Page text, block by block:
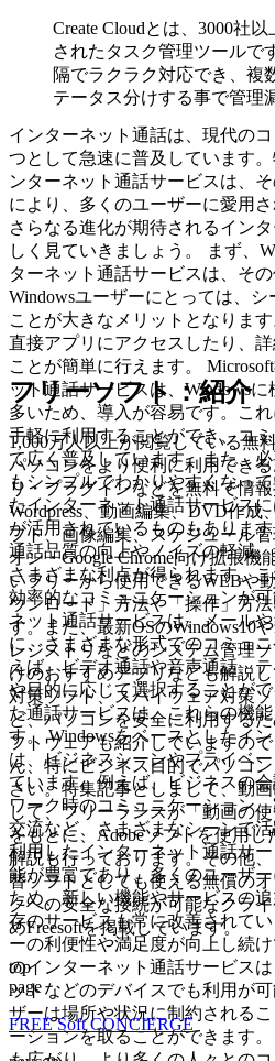
インターネット通話は、現代の
つとして急速に普及しています
ンターネット通話サービスは、
により、多くのユーザーに愛用さ
さらなる進化が期待されるイン
しく見ていきましょう。 まず、
ターネット通話サービスは、そ
Windowsユーザーにとっては、
ことが大きなメリットとなりま
直接アプリにアクセスしたり、
ことが簡単に行えます。
ット通話サービスは、Windows
多いため、導入が容易です。こ
手軽に利用することができ、コ
て広く普及しています。また、
もシンプルでわかりやすくなっ
たインターネット通話サービス
が活用されているものもありま
通話品質の向上やノイズの軽減
さまざまな利点が得られます。
効率的なコミュニケーションが
ネット通話サービスは、メール
に、さまざまな形式でのコミュ
えば、ビデオ通話や音声通話、
や目的に応じて選択することが
た通話サービスは、これらの機
す。 Windowsをベースとしたイ
は、ビジネスシーンやプライベ
ています。例えば、ビジネスの
ワーク時のコミュニケーション
交流など、さまざまなシーンで
利用したインターネット通話サ
能が豊富であり、多くのユーザ
ため、新しい機能やサービスの
存のサービスも常に改善されて
ーの利便性や満足度が向上し続
のインターネット通話サービス
ットなどのデバイスでも利用が
ザーは場所や状況に制約される
ーションを取ることができます
Create Cloudとは、3000社
されたタスク管理ツールで
隔でラクラク対応でき、複
テータス分けする事で管理
フリーソフト：紹介
1,000万人以上が閲覧している無
パソコンをより便利に利用でき
リ・プラグインなどを無料で情
Wordpress、動画編集、DVD作成
フト、画像編集、スケジュール
オン・Google Chrome向け拡張機
いフリーから使用できるWEBや
ウンロード」方法や「操作」方
す。また、最新OSのWindows10
レジストリなどのシステム管理
けのおすすめアプリなども解説
対策ソフト、スパイウェア対策
ど、パソコンを安全に利用する
フトウェアも紹介していますの
ん、特にビジネス目的でパソコ
さい。特集記事としまして、動
して、フリーランスが「動画の
をもとに、Adobeソフトを使用
解説も行っております。その他
替ソフトとしても使える無償の
クへの安全な接続が可能なクラ
めFreesoftを掲載しています。
top
page
FREE Soft CONCIERGE